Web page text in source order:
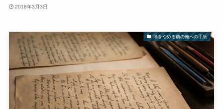
2018年3月3日
酒をやめる前の俺への手紙